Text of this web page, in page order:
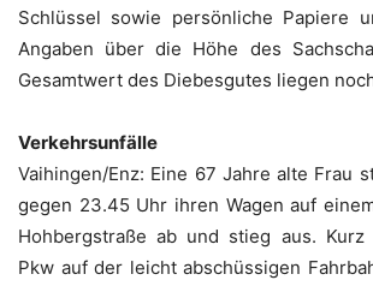
Schlüssel sowie persönliche Papiere
Angaben über die Höhe des
Gesamtwert des Diebesgutes liegen
Verkehrsunfälle
Vaihingen/Enz: Eine 67 Jahre alte Frau
gegen 23.45 Uhr ihren Wagen auf
Hohbergstraße ab und stieg aus.
Pkw auf der leicht abschüssigen